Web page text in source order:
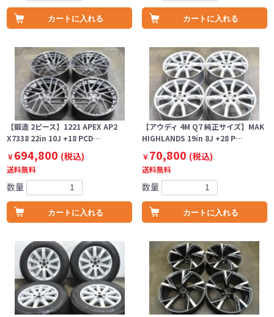
カートに入れる カートに入れる
【鍛造 2ピース】1221 APEX AP2
X7338 22in 10J +18 PCD…
￥694,800 (税込)
送料無料
数量
カートに入れる
【アウディ 4M Q7 純正サイズ】MAK
HIGHLANDS 19in 8J +28 P…
￥70,800 (税込)
送料無料
数量
カートに入れる